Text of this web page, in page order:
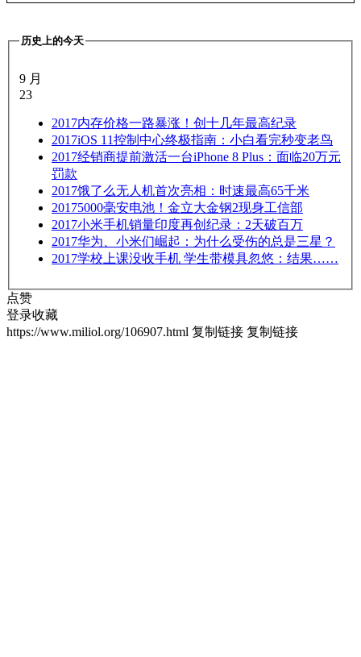
历史上的今天
9 月
23
2017内存价格一路暴涨！创十几年最高纪录
2017iOS 11控制中心终极指南：小白看完秒变老鸟
2017经销商提前激活一台iPhone 8 Plus：面临20万元
罚款
2017饿了么无人机首次亮相：时速最高65千米
20175000毫安电池！金立大金钢2现身工信部
2017小米手机销量印度再创纪录：2天破百万
2017华为、小米们崛起：为什么受伤的总是三星？
2017学校上课没收手机 学生带模具忽悠：结果……
点赞
登录收藏
https://www.miliol.org/106907.html 复制链接 复制链接